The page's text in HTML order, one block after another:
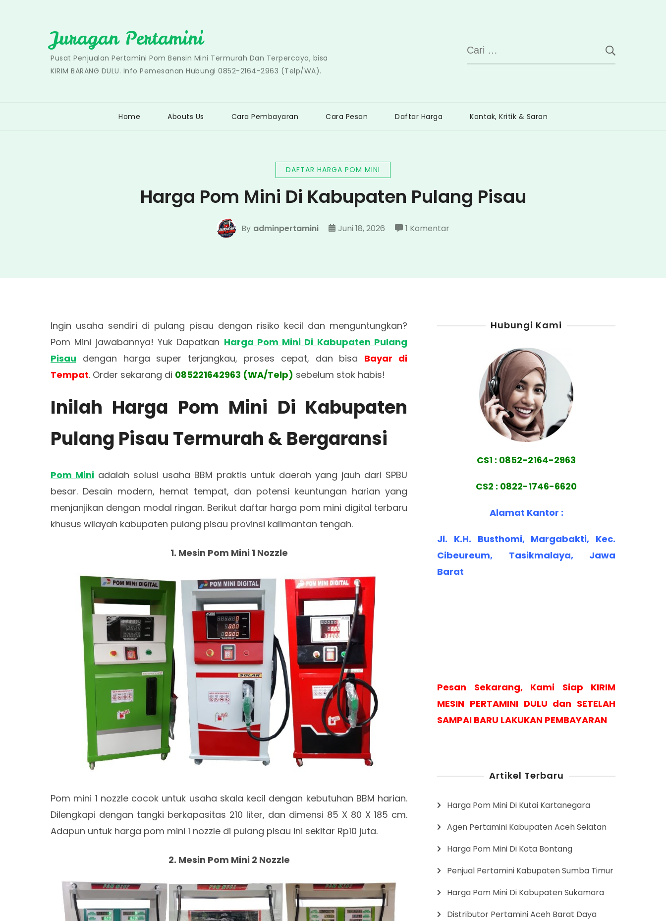
Juragan Pertamini
Pusat Penjualan Pertamini Pom Bensin Mini Termurah Dan Terpercaya, bisa
KIRIM BARANG DULU. Info Pemesanan Hubungi 0852-2164-2963 (Telp/WA).
Cari
untuk:
Home Abouts Us Cara Pembayaran Cara Pesan Daftar Harga Kontak, Kritik & Saran
DAFTAR HARGA POM MINI
Harga Pom Mini Di Kabupaten Pulang Pisau
By adminpertamini Juni 18, 2026 1 Komentarpada
Pisau
Ingin usaha sendiri di pulang pisau dengan risiko kecil dan menguntungkan?
Pom Mini jawabannya! Yuk Dapatkan Harga Pom Mini Di Kabupaten Pulang
Pisau dengan harga super terjangkau, proses cepat, dan bisa Bayar di
Tempat. Order sekarang di 085221642963 (WA/Telp) sebelum stok habis!
Inilah Harga Pom Mini Di Kabupaten
Pulang Pisau Termurah & Bergaransi
Pom Mini adalah solusi usaha BBM praktis untuk daerah yang jauh dari SPBU
besar. Desain modern, hemat tempat, dan potensi keuntungan harian yang
menjanjikan dengan modal ringan. Berikut daftar harga pom mini digital terbaru
khusus wilayah kabupaten pulang pisau provinsi kalimantan tengah.
1. Mesin Pom Mini 1 Nozzle
Pom mini 1 nozzle cocok untuk usaha skala kecil dengan kebutuhan BBM harian.
Dilengkapi dengan tangki berkapasitas 210 liter, dan dimensi 85 X 80 X 185 cm.
Adapun untuk harga pom mini 1 nozzle di pulang pisau ini sekitar Rp10 juta.
2. Mesin Pom Mini 2 Nozzle
Hubungi Kami
CS1 : 0852-2164-2963
CS2 : 0822-1746-6620
Alamat Kantor :
Jl. K.H. Busthomi, Margabakti, Kec.
Cibeureum, Tasikmalaya, Jawa
Barat
Pesan Sekarang, Kami Siap KIRIM
MESIN PERTAMINI DULU dan SETELAH
SAMPAI BARU LAKUKAN PEMBAYARAN
Artikel Terbaru
Harga Pom Mini Di Kutai Kartanegara
Agen Pertamini Kabupaten Aceh Selatan
Harga Pom Mini Di Kota Bontang
Penjual Pertamini Kabupaten Sumba Timur
Harga Pom Mini Di Kabupaten Sukamara
Distributor Pertamini Aceh Barat Daya